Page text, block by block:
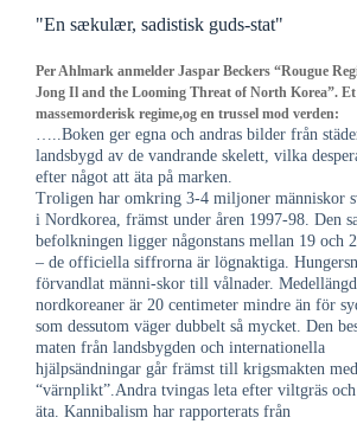
"En sækulær, sadistisk guds-stat"
Per Ahlmark anmelder Jaspar Beckers “Rougue
Jong Il and the Looming Threat of North Korea”.
massemorderisk regime,og en trussel mod verden:
…..Boken ger egna och andras bilder från
landsbygd av de vandrande skelett, vilka
efter något att äta på marken.
Troligen har omkring 3-4 miljoner människor
i Nordkorea, främst under åren 1997-98. Den
befolkningen ligger någonstans mellan 19 och
– de officiella siffrorna är lögnaktiga.
förvandlat männi-skor till vålnader.
nordkoreaner är 20 centimeter mindre än för
som dessutom väger dubbelt så mycket. Den
maten från landsbygden och internationella
hjälpsändningar går främst till krigsmakten
“värnplikt”.Andra tvingas leta efter viltgräs
äta. Kannibalism har rapporterats från